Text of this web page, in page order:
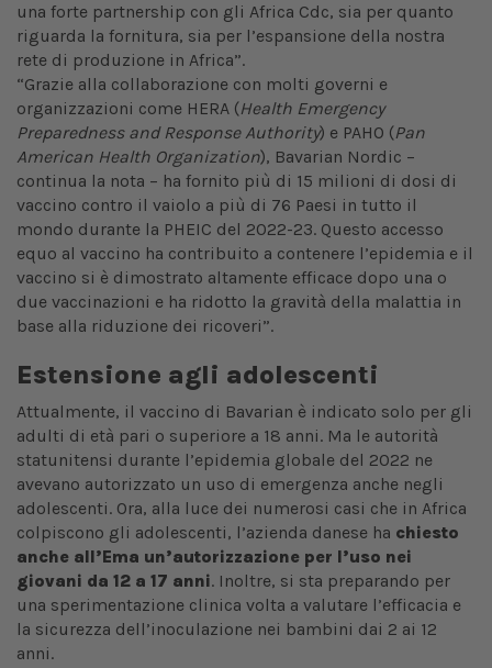
una forte partnership con gli Africa Cdc, sia per quanto
riguarda la fornitura, sia per l’espansione della nostra
rete di produzione in Africa”.
“Grazie alla collaborazione con molti governi e
organizzazioni come HERA (Health Emergency
Preparedness and Response Authority) e PAHO (Pan
American Health Organization), Bavarian Nordic –
continua la nota – ha fornito più di 15 milioni di dosi di
vaccino contro il vaiolo a più di 76 Paesi in tutto il
mondo durante la PHEIC del 2022-23. Questo accesso
equo al vaccino ha contribuito a contenere l’epidemia e il
vaccino si è dimostrato altamente efficace dopo una o
due vaccinazioni e ha ridotto la gravità della malattia in
base alla riduzione dei ricoveri”.
Estensione agli adolescenti
Attualmente, il vaccino di Bavarian è indicato solo per gli
adulti di età pari o superiore a 18 anni. Ma le autorità
statunitensi durante l’epidemia globale del 2022 ne
avevano autorizzato un uso di emergenza anche negli
adolescenti. Ora, alla luce dei numerosi casi che in Africa
colpiscono gli adolescenti, l’azienda danese ha chiesto
anche all’Ema un’autorizzazione per l’uso nei
giovani da 12 a 17 anni. Inoltre, si sta preparando per
una sperimentazione clinica volta a valutare l’efficacia e
la sicurezza dell’inoculazione nei bambini dai 2 ai 12
anni.